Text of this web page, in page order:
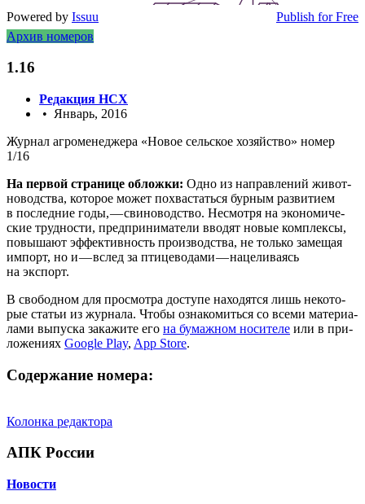
Powered by Issuu
Publish for Free
Архив номеров
1.16
Редакция НСХ
• Январь, 2016
Жур­нал агро­ме­не­дже­ра «Новое сель­ское хозяй­ство» номер
1/16
На пер­вой стра­ни­це облож­ки: Одно из направ­ле­ний живот­
но­вод­ства, кото­рое может похва­стать­ся бур­ным раз­ви­ти­ем
в послед­ние годы, — сви­но­вод­ство. Несмот­ря на эко­но­ми­че­
ские труд­но­сти, пред­при­ни­ма­те­ли вво­дят новые ком­плек­сы,
повы­ша­ют эффек­тив­ность про­из­вод­ства, не толь­ко заме­щая
импорт, но и — вслед за пти­це­во­да­ми — наце­ли­ва­ясь
на экспорт.
В сво­бод­ном для про­смот­ра досту­пе нахо­дят­ся лишь неко­то­
рые ста­тьи из жур­на­ла. Что­бы озна­ко­мить­ся со все­ми мате­ри­а­
ла­ми выпус­ка зака­жи­те его на бумаж­ном носи­те­ле или в при­
ло­же­ни­ях Google Play, App Store.
Содержание номера:
Колон­ка редактора
АПК России
Ново­сти